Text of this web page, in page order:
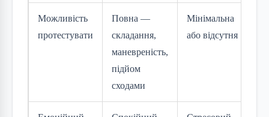
Можливість
протестувати
Повна —
складання,
маневреність,
підйом
сходами
Мінімальна
або відсутня